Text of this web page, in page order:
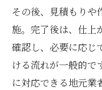
その後、見積もりや
施。完了後は、仕上
確認し、必要に応じ
ける流れが一般的で
に対応できる地元業